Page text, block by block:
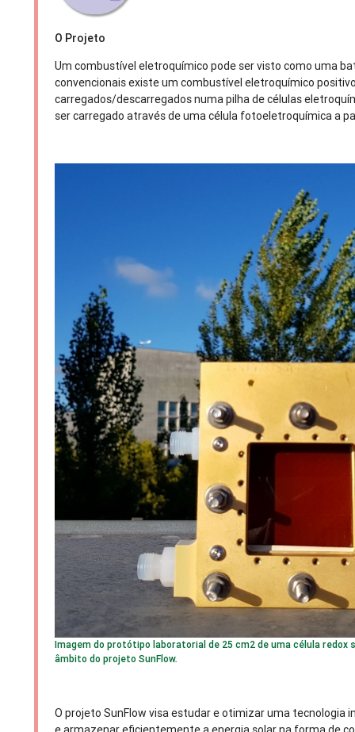
O Projeto
Um combustível eletroquímico pode ser visto como uma
convencionais existe um combustível eletroquímico
carregados/descarregados numa pilha de células
ser carregado através de uma célula fotoeletroquímica a
Imagem do protótipo laboratorial de 25 cm2 de uma célula redox
âmbito do projeto SunFlow.
O projeto SunFlow visa estudar e otimizar uma tecnologia